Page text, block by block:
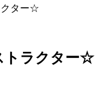
クター☆
トラクター☆